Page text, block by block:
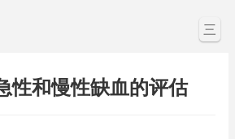
三
性和慢性缺血的评估